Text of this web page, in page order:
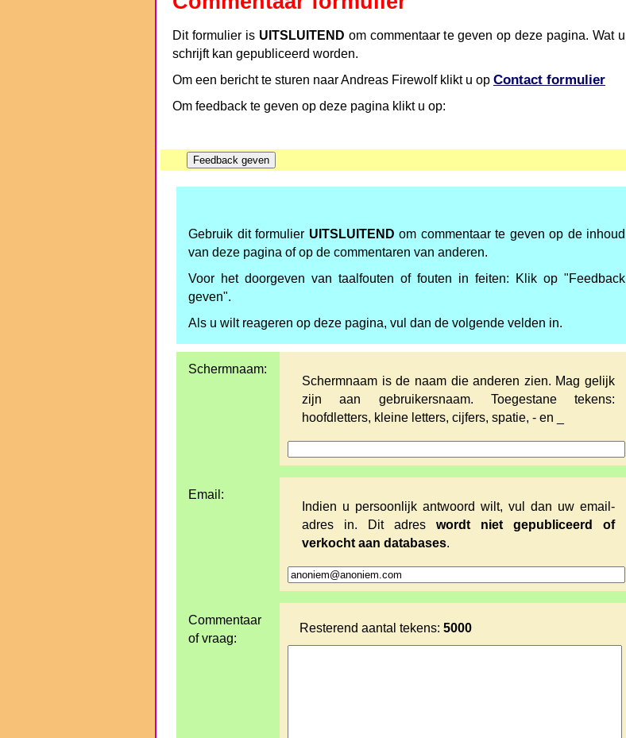
Dit formulier is UITSLUITEND om commentaar te geven op deze pagina. Wat u
schrijft kan gepubliceerd worden.
Om een bericht te sturen naar Andreas Firewolf klikt u op Contact formulier
Om feedback te geven op deze pagina klikt u op:
Gebruik dit formulier UITSLUITEND om commentaar te geven op de inhoud
van deze pagina of op de commentaren van anderen.
Voor het doorgeven van taalfouten of fouten in feiten: Klik op "Feedback
geven".
Als u wilt reageren op deze pagina, vul dan de volgende velden in.
Schermnaam:
Schermnaam is de naam die anderen zien. Mag gelijk
zijn aan gebruikersnaam. Toegestane tekens:
hoofdletters, kleine letters, cijfers, spatie, - en _
Email:
Indien u persoonlijk antwoord wilt, vul dan uw email-
adres in. Dit adres wordt niet gepubliceerd of
verkocht aan databases.
Commentaar
of vraag:
Resterend aantal tekens: 5000